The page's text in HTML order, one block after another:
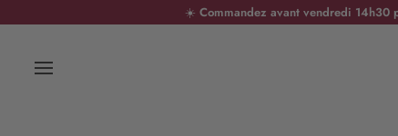
au
☀️ Commandez avant vendredi 14h30